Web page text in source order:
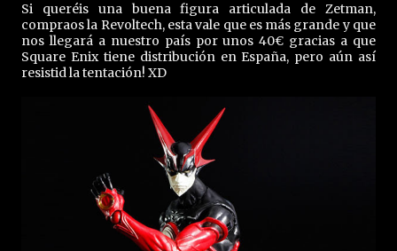
Si queréis una buena figura articulada de Zetman,
compraos la Revoltech, esta vale que es más grande y que
nos llegará a nuestro país por unos 40€ gracias a que
Square Enix tiene distribución en España, pero aún así
resistid la tentación! XD